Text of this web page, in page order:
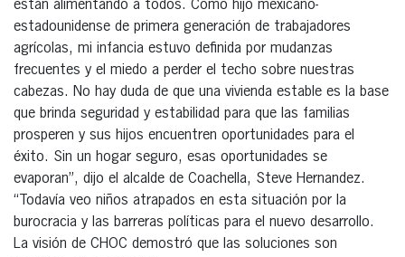
están alimentando a todos. Como hijo mexicano-
estadounidense de primera generación de trabajadores
agrícolas, mi infancia estuvo definida por mudanzas
frecuentes y el miedo a perder el techo sobre nuestras
cabezas. No hay duda de que una vivienda estable es la base
que brinda seguridad y estabilidad para que las familias
prosperen y sus hijos encuentren oportunidades para el
éxito. Sin un hogar seguro, esas oportunidades se
evaporan”, dijo el alcalde de Coachella, Steve Hernandez.
“Todavía veo niños atrapados en esta situación por la
burocracia y las barreras políticas para el nuevo desarrollo.
La visión de CHOC demostró que las soluciones son